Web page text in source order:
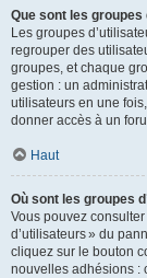
Que sont les groupes
Les groupes
regrouper des
groupes, et chaque
gestion : un
utilisateurs en une
donner accès à un
Haut
Où sont les groupes
Vous pouvez
d’utilisateurs » du
cliquez sur le bouton
nouvelles adhésions :